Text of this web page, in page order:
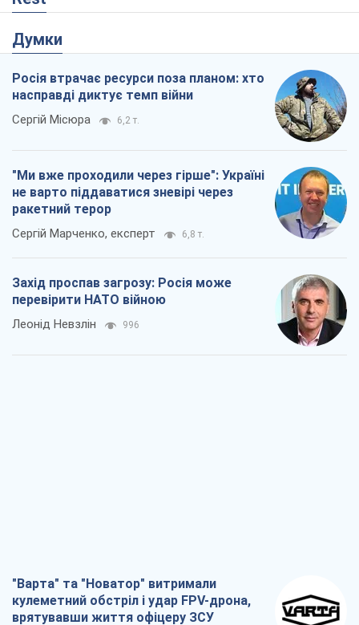
Думки
Росія втрачає ресурси поза планом: хто
насправді диктує темп війни
Сергій Місюра 6,2 т.
"Ми вже проходили через гірше": Україні
не варто піддаватися зневірі через
ракетний терор
Сергій Марченко, експерт 6,8 т.
Захід проспав загрозу: Росія може
перевірити НАТО війною
Леонід Невзлін 996
"Варта" та "Новатор" витримали
кулеметний обстріл і удар FPV-дрона,
врятувавши життя офіцеру ЗСУ